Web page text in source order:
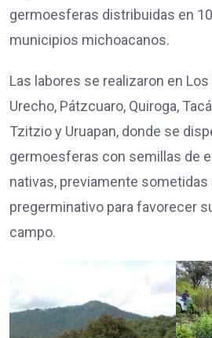
germoesferas distribuidas en
municipios michoacanos.
Las labores se realizaron en
Urecho, Pátzcuaro, Quiroga,
Tzitzio y Uruapan, donde se
germoesferas con semillas de
nativas, previamente sometidas
pregerminativo para favorecer
campo.